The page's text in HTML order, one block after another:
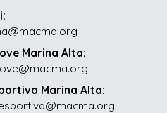
Marina Alta:
Marina Alta: